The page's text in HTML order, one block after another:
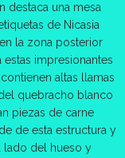
destaca una mesa
de Nicasia
la zona posterior
impresionantes
altas llamas
quebracho blanco
piezas de carne
de esta estructura y
lado del hueso y